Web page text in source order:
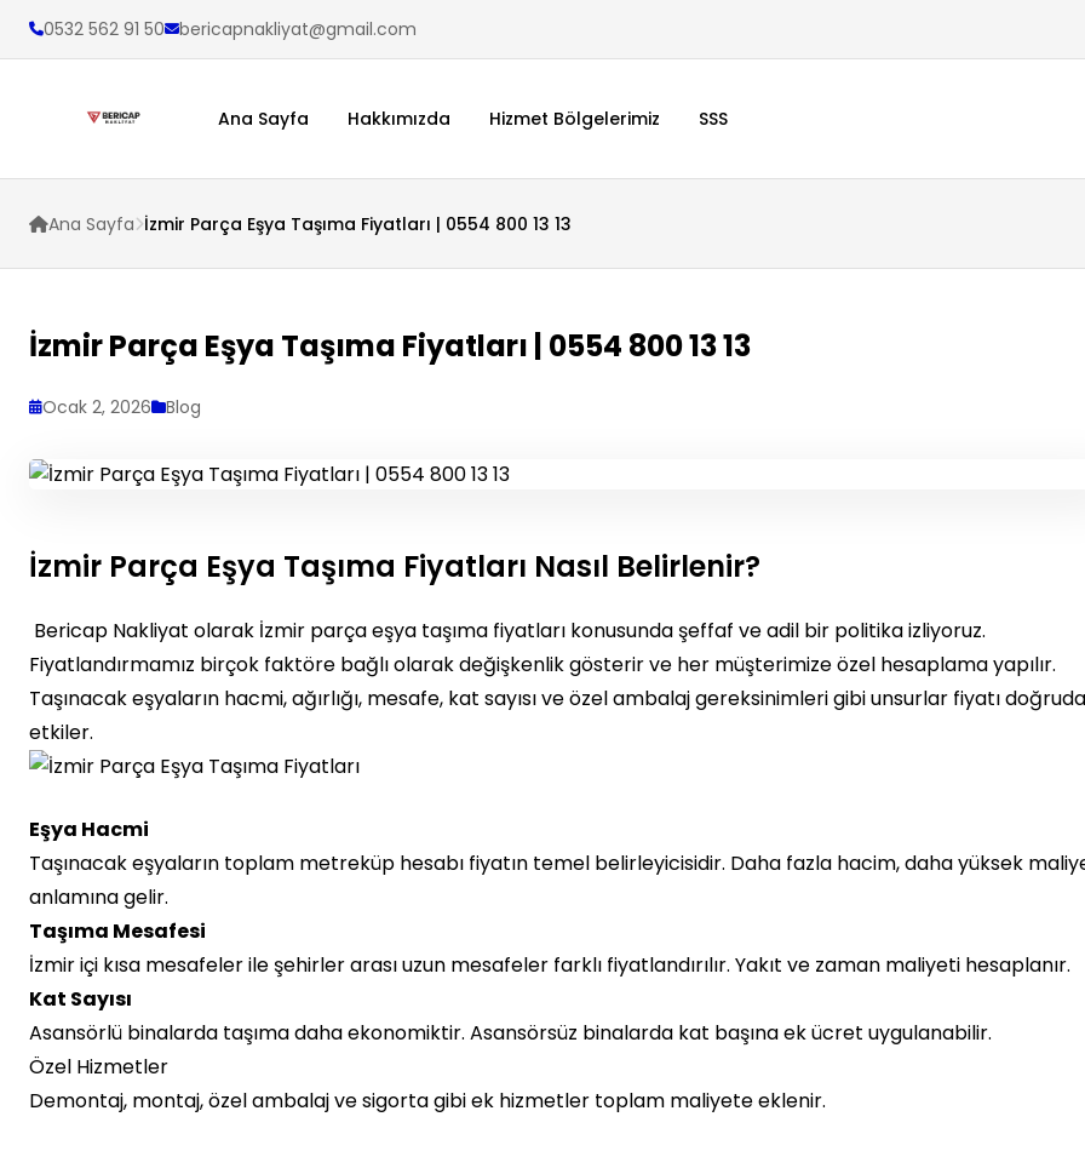
0532 562 91 50 bericapnakliyat@gmail.com
Ana Sayfa Hakkımızda Hizmet Bölgelerimiz SSS
Ana Sayfa İzmir Parça Eşya Taşıma Fiyatları | 0554 800 13 13
İzmir Parça Eşya Taşıma Fiyatları | 0554 800 13 13
Ocak 2, 2026 Blog
İzmir Parça Eşya Taşıma Fiyatları Nasıl Belirlenir?
Bericap Nakliyat olarak İzmir parça eşya taşıma fiyatları konusunda şeffaf ve adil bir politika izliyoruz.
Fiyatlandırmamız birçok faktöre bağlı olarak değişkenlik gösterir ve her müşterimize özel hesaplama yapılır.
Taşınacak eşyaların hacmi, ağırlığı, mesafe, kat sayısı ve özel ambalaj gereksinimleri gibi unsurlar fiyatı
etkiler.
Eşya Hacmi
Taşınacak eşyaların toplam metreküp hesabı fiyatın temel belirleyicisidir. Daha fazla hacim, daha yüksek
anlamına gelir.
Taşıma Mesafesi
İzmir içi kısa mesafeler ile şehirler arası uzun mesafeler farklı fiyatlandırılır. Yakıt ve zaman maliyeti hesaplanır.
Kat Sayısı
Asansörlü binalarda taşıma daha ekonomiktir. Asansörsüz binalarda kat başına ek ücret uygulanabilir.
Özel Hizmetler
Demontaj, montaj, özel ambalaj ve sigorta gibi ek hizmetler toplam maliyete eklenir.